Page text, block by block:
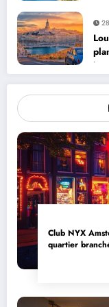
Club NYX
quartier